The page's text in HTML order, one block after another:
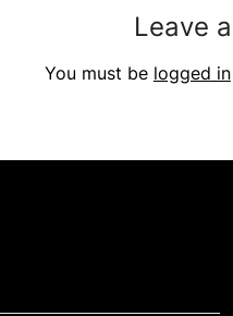
Leave
You must be logged in